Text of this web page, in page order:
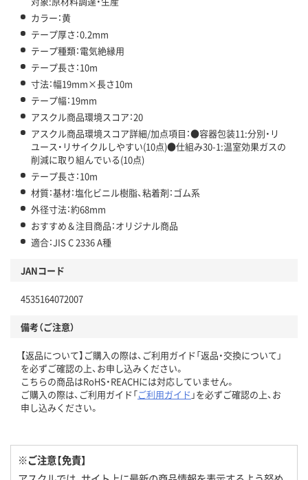
カラー：黄
テープ厚さ：0.2mm
テープ種類：電気絶縁用
テープ長さ：10m
寸法：幅19mm×長さ10m
テープ幅：19mm
アスクル商品環境スコア：20
アスクル商品環境スコア詳細/加点項目：●容器包装11:分別・リ
ユース・リサイクルしやすい(10点)●仕組み30-1:温室効果ガスの
削減に取り組んでいる(10点)
テープ長さ：10m
材質：基材：塩化ビニル樹脂、粘着剤：ゴム系
外径寸法：約68mm
おすすめ＆注目商品：オリジナル商品
適合：JIS C 2336 A種
JANコード
4535164072007
備考（ご注意）
【返品について】ご購入の際は、ご利用ガイド「返品・交換について」
を必ずご確認の上、お申し込みください。
こちらの商品はRoHS・REACHには対応していません。
ご購入の際は、ご利用ガイド「ご利用ガイド 」を必ずご確認の上、お
申し込みください。
※ご注意【免責】